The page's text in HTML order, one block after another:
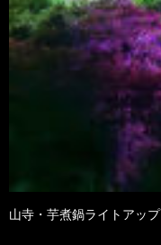
山寺・芋煮鍋ライトアップ